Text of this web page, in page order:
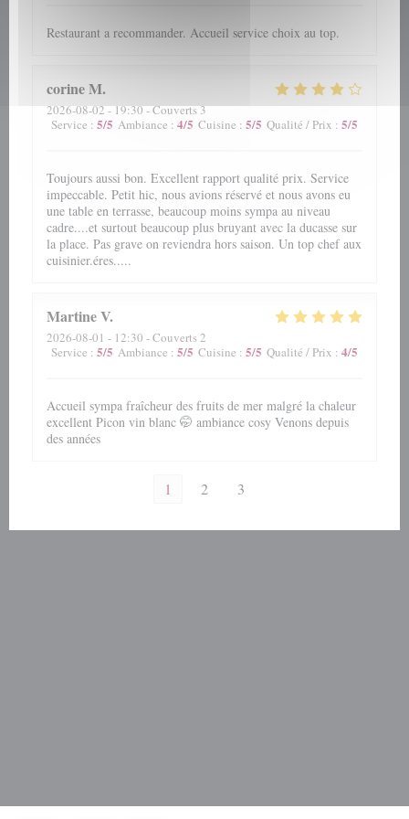
Restaurant a recommander. Accueil service choix au top.
corineM
2026-08-02- 19:30 - Couverts 3
Service : 5/5 Ambiance : 4/5 Cuisine : 5/5 Qualité / Prix : 5/5
Toujours aussi bon. Excellent rapport qualité prix. Service
impeccable. Petit hic, nous avions réservé et nous avons eu
une table en terrasse, beaucoup moins sympa au niveau
cadre....et surtout beaucoup plus bruyant avec la ducasse sur
la place. Pas grave on reviendra hors saison. Un top chef aux
cuisinier.éres.....
MartineV
2026-08-01 - 12:30 - Couverts 2
Service : 5/5 Ambiance : 5/5 Cuisine : 5/5 Qualité / Prix : 4/5
Accueil sympa fraîcheur des fruits de mer malgré la chaleur
excellent Picon vin blanc 🤭 ambiance cosy Venons depuis
des années
1 2 3